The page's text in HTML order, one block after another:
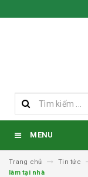
MENU
Trang chủ Tin tức
làm tại nhà